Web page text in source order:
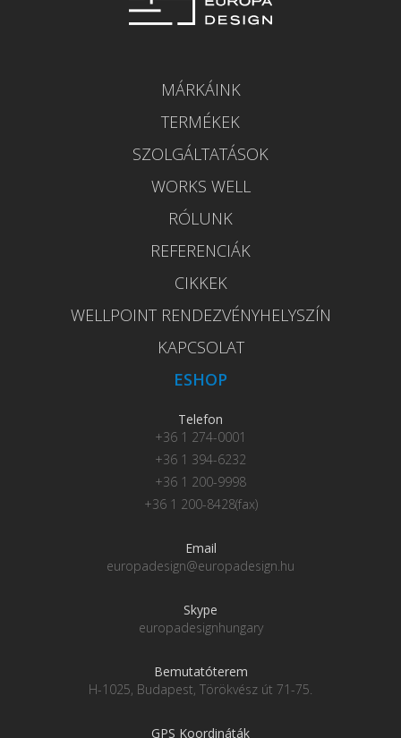
MÁRKÁINK
TERMÉKEK
SZOLGÁLTATÁSOK
WORKS WELL
RÓLUNK
REFERENCIÁK
CIKKEK
WELLPOINT RENDEZVÉNYHELYSZÍN
KAPCSOLAT
ESHOP
Telefon
+36 1 274-0001
+36 1 394-6232
+36 1 200-9998
+36 1 200-8428(fax)
Email
europadesign@europadesign.hu
Skype
europadesignhungary
Bemutatóterem
H-1025, Budapest, Törökvész út 71-75.
GPS Koordináták